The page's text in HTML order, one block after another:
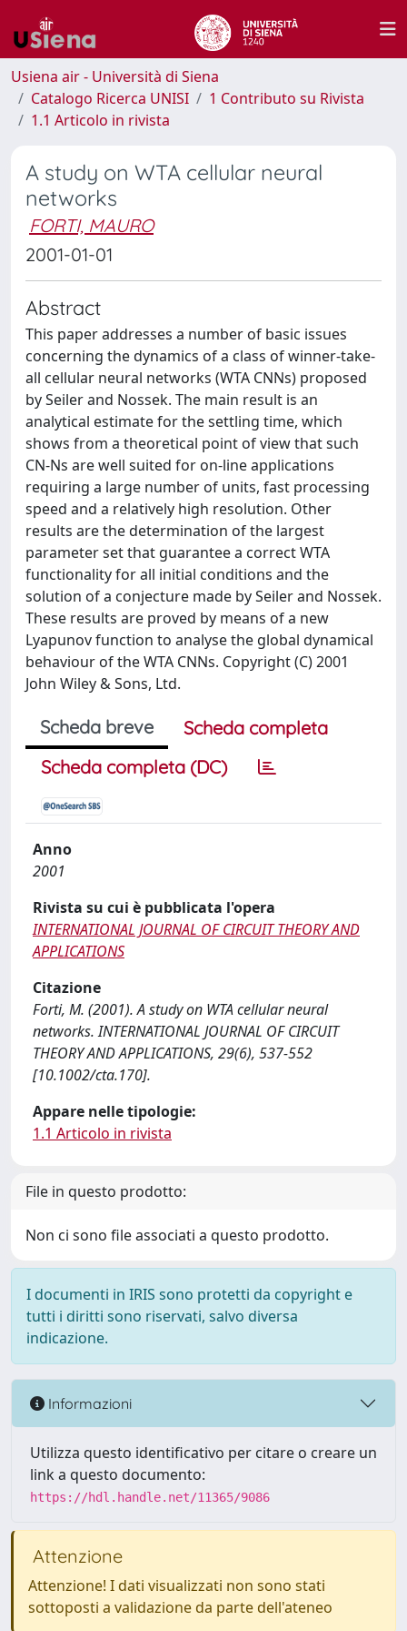
Usiena air - Università di Siena
Catalogo Ricerca UNISI
1 Contributo su Rivista
1.1 Articolo in rivista
A study on WTA cellular neural
networks
FORTI, MAURO
2001-01-01
Abstract
This paper addresses a number of basic issues
concerning the dynamics of a class of winner-take-
all cellular neural networks (WTA CNNs) proposed
by Seiler and Nossek. The main result is an
analytical estimate for the settling time, which
shows from a theoretical point of view that such
CN-Ns are well suited for on-line applications
requiring a large number of units, fast processing
speed and a relatively high resolution. Other
results are the determination of the largest
parameter set that guarantee a correct WTA
functionality for all initial conditions and the
solution of a conjecture made by Seiler and Nossek.
These results are proved by means of a new
Lyapunov function to analyse the global dynamical
behaviour of the WTA CNNs. Copyright (C) 2001
John Wiley & Sons, Ltd.
Scheda breve
Scheda completa
Scheda completa (DC)
Anno
2001
Rivista su cui è pubblicata l'opera
INTERNATIONAL JOURNAL OF CIRCUIT THEORY AND
APPLICATIONS
Citazione
Forti, M. (2001). A study on WTA cellular neural
networks. INTERNATIONAL JOURNAL OF CIRCUIT
THEORY AND APPLICATIONS, 29(6), 537-552
[10.1002/cta.170].
Appare nelle tipologie:
1.1 Articolo in rivista
File in questo prodotto:
Non ci sono file associati a questo prodotto.
I documenti in IRIS sono protetti da copyright e
tutti i diritti sono riservati, salvo diversa
indicazione.
Informazioni
Utilizza questo identificativo per citare o creare un
link a questo documento:
https://hdl.handle.net/11365/9086
Attenzione
Attenzione! I dati visualizzati non sono stati
sottoposti a validazione da parte dell'ateneo